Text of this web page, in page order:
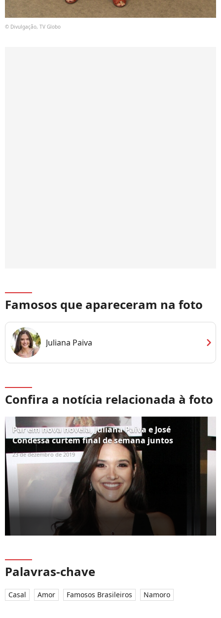
© Divulgação, TV Globo
Famosos que apareceram na foto
Juliana Paiva chevron_right
Confira a notícia relacionada à foto
Par em nova novela, Juliana Paiva e José
Condessa curtem final de semana juntos
23 de dezembro de 2019
Palavras-chave
Casal Amor Famosos Brasileiros Namoro